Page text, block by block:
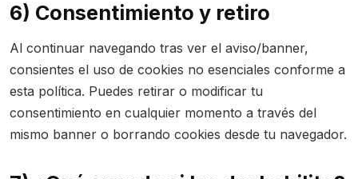
6) Consentimiento y retiro
Al continuar navegando tras ver el aviso/banner,
consientes el uso de cookies no esenciales conforme a
esta política. Puedes retirar o modificar tu
consentimiento en cualquier momento a través del
mismo banner o borrando cookies desde tu navegador.